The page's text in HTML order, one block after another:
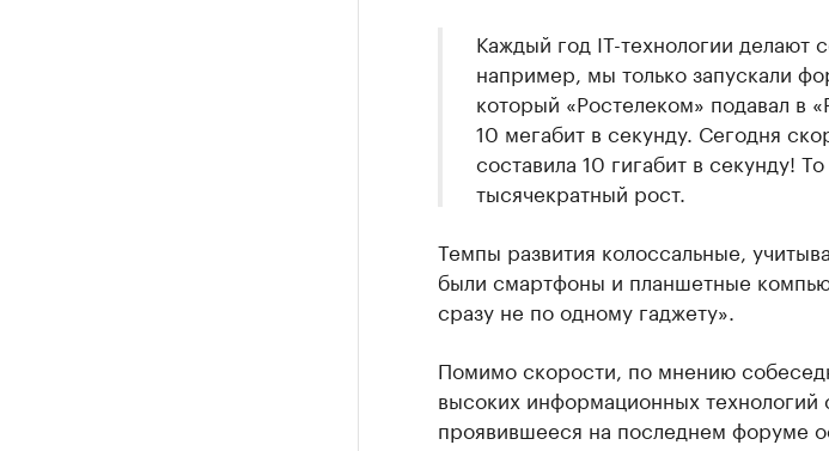
Каждый год IT-технологии делают
например, мы только запускали
который «Ростелеком» подавал в
10 мегабит в секунду. Сегодня
составила 10 гигабит в секунду!
тысячекратный рост.
Темпы развития колоссальные,
были смартфоны и планшетные
сразу не по одному гаджету».
Помимо скорости, по мнению
высоких информационных технологий
проявившееся на последнем форуме